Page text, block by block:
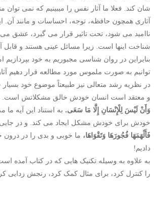
شان کند. فعلا ما آثار نفس را میبینیم که نمی
آثاری همچون حافظه، توجه، احساسات و مانند آن.
ناامید می شود، تحت تاثیر قرار می گیرد، عشق
شناخت اینها است. زیرا مسائل عینی هستند و قابل
بنابراین در روان شناسی مجبوریم به خود
توانیم به صورت ملموس مورد مطالعه قرار دهیم
در نظریه رشد متعالی نیز طبیعتاً موضوع خود
و معتقد است انسان خودش خالق مشکلاتش است.
وَأَنْ لَیْسَ لِلْإِنْسَانِ إِلَّا مَا سَعَى. به استناد این آیه ما
خودش برای خودش مشکل ایجاد می کند. و در جایی
فَأَلْهَمَهَا فُجُورَهَا وَتَقْوَاهَا، ما خوبی و بدی را در درون
دادیم!
به علاوه به وسیله تکنیک هایی که در کتاب آمده
را کنترل کرد، برای مثال کمک کرد، رنجش زدایی